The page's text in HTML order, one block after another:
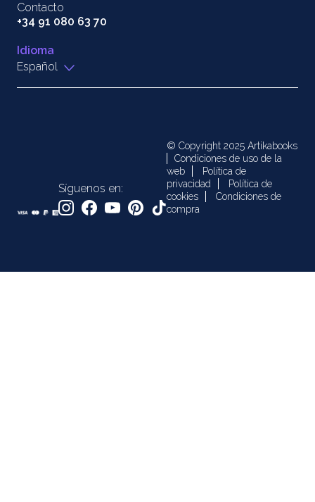
Contacto
+34 91 080 63 70
Idioma
Español
Síguenos en:
© Copyright 2025 Artikabooks
Condiciones de uso de la
web
Política de
privacidad
Política de
cookies
Condiciones de
compra